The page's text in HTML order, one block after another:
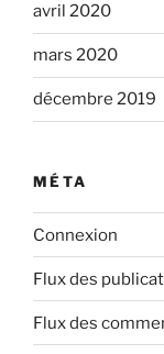
avril 2020
mars 2020
décembre 2019
MÉTA
Connexion
Flux des
Flux des